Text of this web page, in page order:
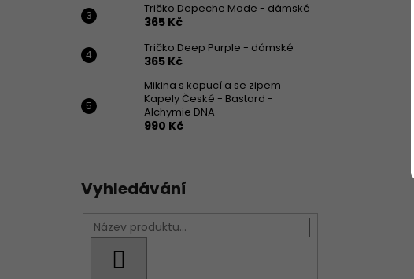
Tričko Depeche Mode - dámské
365 Kč
Tričko Deep Purple - dámské
365 Kč
Mikina s kapucí a se zipem
Kapely České - Bastard -
Alchymie DNA
990 Kč
Vyhledávání